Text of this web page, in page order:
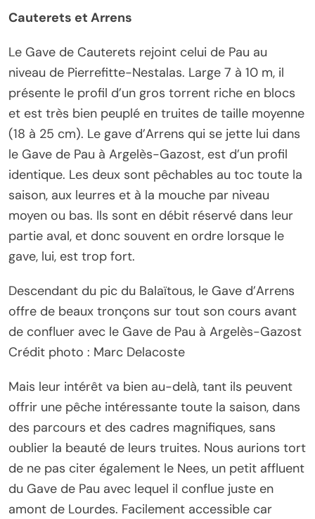
Cauterets et Arrens
Le Gave de Cauterets rejoint celui de Pau au
niveau de Pierrefitte-Nestalas. Large 7 à 10 m, il
présente le profil d’un gros torrent riche en blocs
et est très bien peuplé en truites de taille moyenne
(18 à 25 cm). Le gave d’Arrens qui se jette lui dans
le Gave de Pau à Argelès-Gazost, est d’un profil
identique. Les deux sont pêchables au toc toute la
saison, aux leurres et à la mouche par niveau
moyen ou bas. Ils sont en débit réservé dans leur
partie aval, et donc souvent en ordre lorsque le
gave, lui, est trop fort.
Descendant du pic du Balaïtous, le Gave d’Arrens
offre de beaux tronçons sur tout son cours avant
de confluer avec le Gave de Pau à Argelès-Gazost
Crédit photo : Marc Delacoste
Mais leur intérêt va bien au-delà, tant ils peuvent
offrir une pêche intéressante toute la saison, dans
des parcours et des cadres magnifiques, sans
oublier la beauté de leurs truites. Nous aurions tort
de ne pas citer également le Nees, un petit affluent
du Gave de Pau avec lequel il conflue juste en
amont de Lourdes. Facilement accessible car